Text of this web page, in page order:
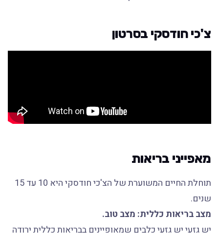
צ'כי חודסקי בסרטון
מאפייני בריאות
תוחלת החיים המשוערת של הצ'כי חודסקי היא 10 עד 15
שנים.
מצב בריאות כללית: מצב טוב.
יש גזעי יש גזעי כלבים שמאופיינים בבריאות כללית ירודה